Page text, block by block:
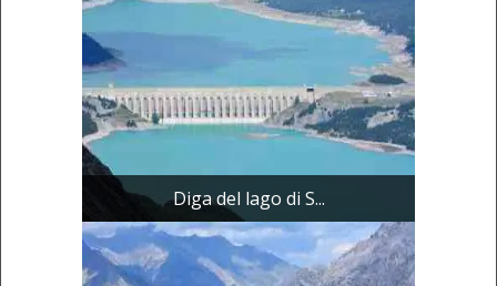
Diga del lago di S...